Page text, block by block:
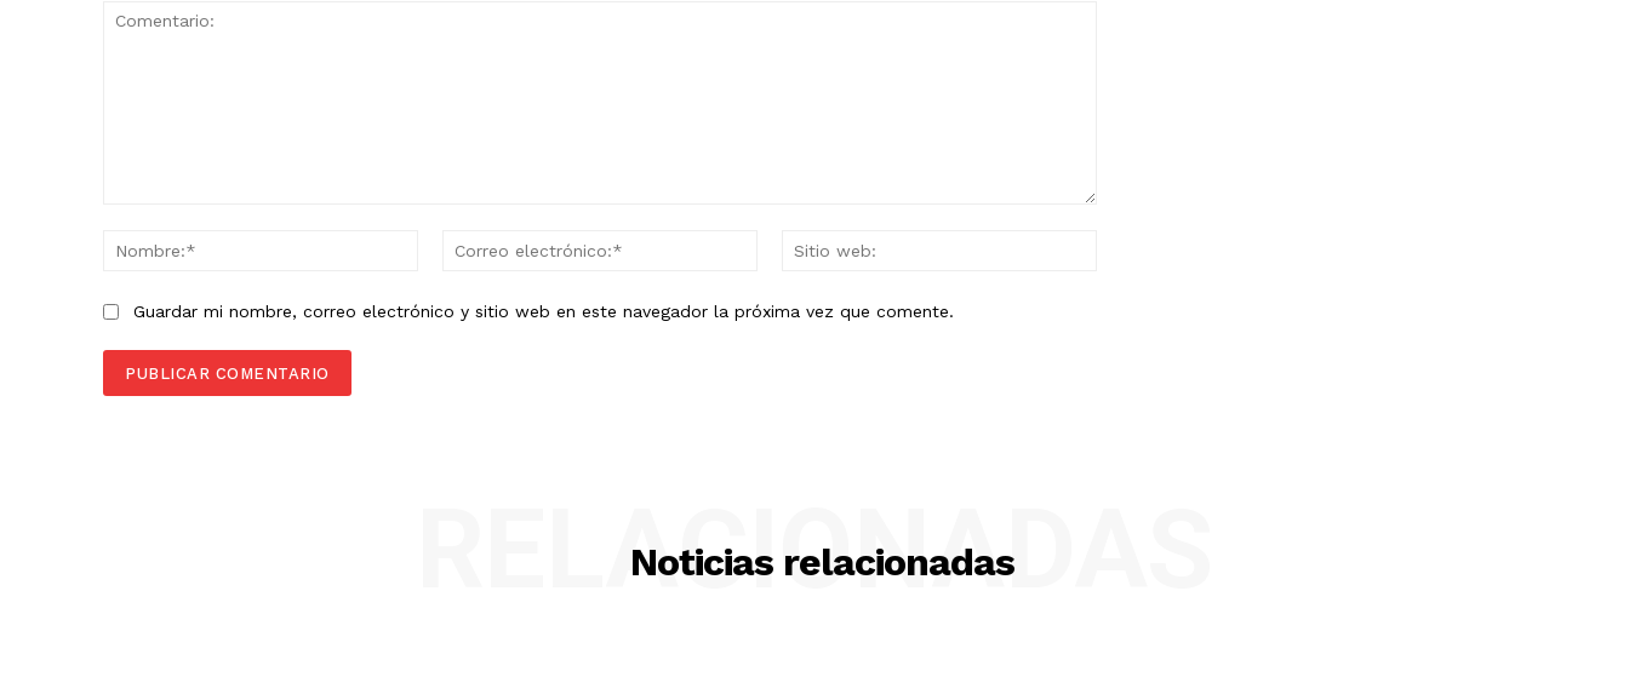
Nombre:*
Correo
Guardar mi nombre, correo electrónico y sitio web en este navegador la próxima vez que comente.
Noticias relacionadas
RELACIONADAS